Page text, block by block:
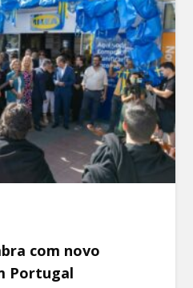
com novo
Portugal